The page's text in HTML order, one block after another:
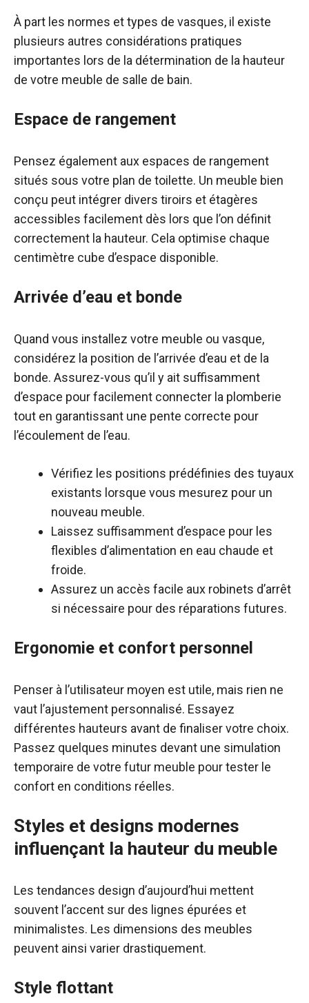
À part les normes et types de vasques, il existe
plusieurs autres considérations pratiques
importantes lors de la détermination de la hauteur
de votre meuble de salle de bain.
Espace de rangement
Pensez également aux espaces de rangement
situés sous votre plan de toilette. Un meuble bien
conçu peut intégrer divers tiroirs et étagères
accessibles facilement dès lors que l’on définit
correctement la hauteur. Cela optimise chaque
centimètre cube d’espace disponible.
Arrivée d’eau et bonde
Quand vous installez votre meuble ou vasque,
considérez la position de l’arrivée d’eau et de la
bonde. Assurez-vous qu’il y ait suffisamment
d’espace pour facilement connecter la plomberie
tout en garantissant une pente correcte pour
l’écoulement de l’eau.
Vérifiez les positions prédéfinies des tuyaux
existants lorsque vous mesurez pour un
nouveau meuble.
Laissez suffisamment d’espace pour les
flexibles d’alimentation en eau chaude et
froide.
Assurez un accès facile aux robinets d’arrêt
si nécessaire pour des réparations futures.
Ergonomie et confort personnel
Penser à l’utilisateur moyen est utile, mais rien ne
vaut l’ajustement personnalisé. Essayez
différentes hauteurs avant de finaliser votre choix.
Passez quelques minutes devant une simulation
temporaire de votre futur meuble pour tester le
confort en conditions réelles.
Styles et designs modernes
influençant la hauteur du meuble
Les tendances design d’aujourd’hui mettent
souvent l’accent sur des lignes épurées et
minimalistes. Les dimensions des meubles
peuvent ainsi varier drastiquement.
Style flottant